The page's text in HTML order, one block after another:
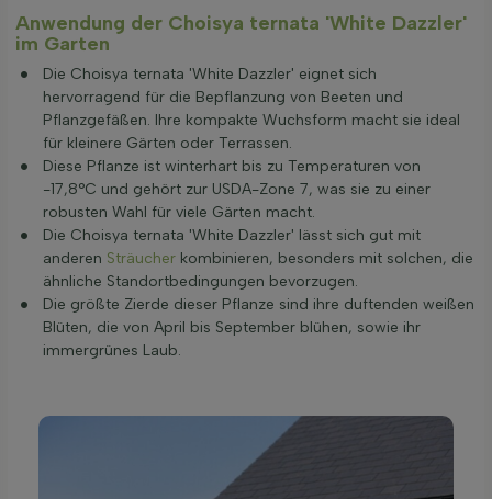
Anwendung der Choisya ternata 'White Dazzler'
im Garten
Die Choisya ternata 'White Dazzler' eignet sich
hervorragend für die Bepflanzung von Beeten und
Pflanzgefäßen. Ihre kompakte Wuchsform macht sie ideal
für kleinere Gärten oder Terrassen.
Diese Pflanze ist winterhart bis zu Temperaturen von
-17,8°C und gehört zur USDA-Zone 7, was sie zu einer
robusten Wahl für viele Gärten macht.
Die Choisya ternata 'White Dazzler' lässt sich gut mit
anderen Sträucher kombinieren, besonders mit solchen, die
ähnliche Standortbedingungen bevorzugen.
Die größte Zierde dieser Pflanze sind ihre duftenden weißen
Blüten, die von April bis September blühen, sowie ihr
immergrünes Laub.